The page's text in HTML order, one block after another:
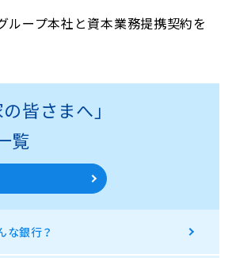
ループ本社と資本業務提携契約を
皆さまへ」
覧
な銀行？